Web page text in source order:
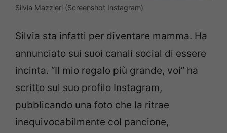
Silvia Mazzieri (Screenshot Instagram)
Silvia sta infatti per diventare mamma. Ha
annunciato sui suoi canali social di essere
incinta. “Il mio regalo più grande, voi” ha
scritto sul suo profilo Instagram,
pubblicando una foto che la ritrae
inequivocabilmente col pancione,